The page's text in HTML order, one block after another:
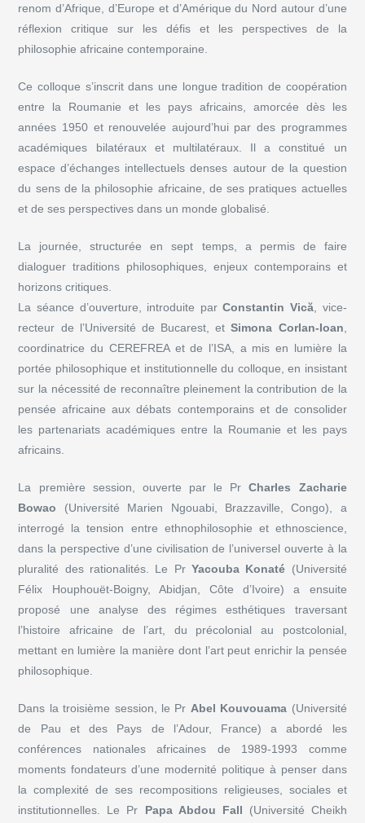
renom d’Afrique, d’Europe et d’Amérique du Nord autour d’une
réflexion critique sur les défis et les perspectives de la
philosophie africaine contemporaine.
Ce colloque s’inscrit dans une longue tradition de coopération
entre la Roumanie et les pays africains, amorcée dès les
années 1950 et renouvelée aujourd’hui par des programmes
académiques bilatéraux et multilatéraux. Il a constitué un
espace d’échanges intellectuels denses autour de la question
du sens de la philosophie africaine, de ses pratiques actuelles
et de ses perspectives dans un monde globalisé.
La journée, structurée en sept temps, a permis de faire
dialoguer traditions philosophiques, enjeux contemporains et
horizons critiques.
La séance d’ouverture, introduite parConstantin Vică, vice-
recteur de l’Université de Bucarest, etSimona Corlan-Ioan,
coordinatrice du CEREFREA et de l’ISA, a mis en lumière la
portée philosophique et institutionnelle du colloque, en insistant
sur la nécessité de reconnaître pleinement la contribution de la
pensée africaine aux débats contemporains et de consolider
les partenariats académiques entre la Roumanie et les pays
africains.
La première session, ouverte par le PrCharles Zacharie
Bowao (Université Marien Ngouabi, Brazzaville, Congo), a
interrogé la tension entre ethnophilosophie et ethnoscience,
dans la perspective d’une civilisation de l’universel ouverte à la
pluralité des rationalités. Le Pr Yacouba Konaté (Université
Félix Houphouët-Boigny, Abidjan, Côte d’Ivoire) a ensuite
proposé une analyse des régimes esthétiques traversant
l’histoire africaine de l’art, du précolonial au postcolonial,
mettant en lumière la manière dont l’art peut enrichir la pensée
philosophique.
Dans la troisième session, le Pr Abel Kouvouama (Université
de Pau et des Pays de l’Adour, France) a abordé les
conférences nationales africaines de 1989-1993 comme
moments fondateurs d’une modernité politique à penser dans
la complexité de ses recompositions religieuses, sociales et
institutionnelles. Le Pr Papa Abdou Fall (Université Cheikh